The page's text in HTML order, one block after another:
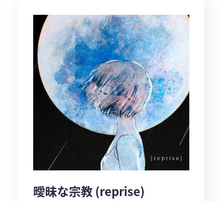
曖昧な宗教 (reprise)